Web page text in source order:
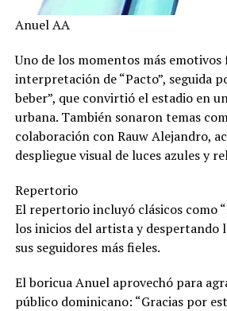
Anuel AA
Uno de los momentos más emotivos
interpretación de “Pacto”, seguida
beber”, que convirtió el estadio en
urbana. También sonaron temas
colaboración con Rauw Alejandro,
despliegue visual de luces azules y
Repertorio
El repertorio incluyó clásicos como
los inicios del artista y despertando
sus seguidores más fieles.
El boricua Anuel aprovechó para
público dominicano: “Gracias por